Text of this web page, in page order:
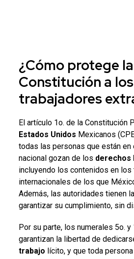
¿Cómo protege la
Constitución a los
trabajadores
El artículo 1o. de la Constitución
Estados Unidos Mexicanos
todas las personas que están en
nacional gozan de los derechos
incluyendo los contenidos en los
internacionales de los que
Además, las autoridades tienen
garantizar su cumplimiento, sin
Por su parte, los numerales 5o. y
garantizan la libertad de
trabajo lícito, y que toda